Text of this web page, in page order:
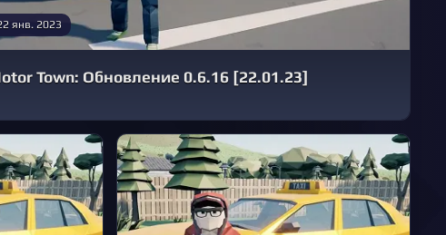
янв. 2023
Town: Обновление 0.6.16 [22.01.23]